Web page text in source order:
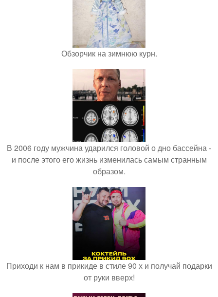
Обзорчик на зимнюю курн.
В 2006 году мужчина ударился головой о дно бассейна -
и после этого его жизнь изменилась самым странным
образом.
Приходи к нам в прикиде в стиле 90 х и получай подарки
от руки вверх!